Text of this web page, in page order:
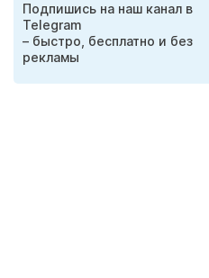
Подпишись на наш канал в
Telegram
– быстро, бесплатно и без
рекламы